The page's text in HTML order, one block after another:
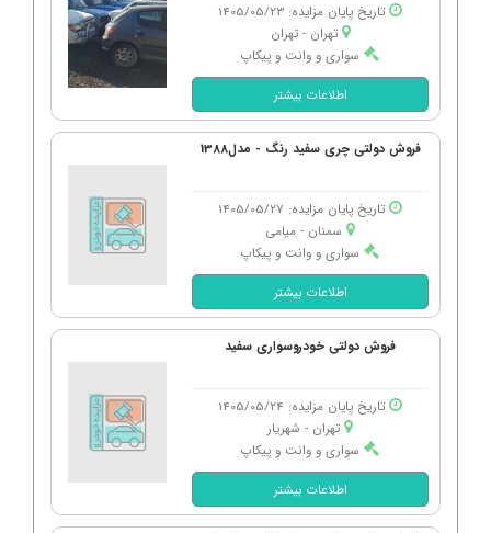
تاریخ پایان مزایده: 1405/05/23
تهران - تهران
سواری و وانت و پیکاپ
اطلاعات بیشتر
فروش دولتی چری سفید رنگ - مدل1388
تاریخ پایان مزایده: 1405/05/27
سمنان - میامی
سواری و وانت و پیکاپ
اطلاعات بیشتر
فروش دولتی خودروسواری سفید
تاریخ پایان مزایده: 1405/05/24
تهران - شهریار
سواری و وانت و پیکاپ
اطلاعات بیشتر